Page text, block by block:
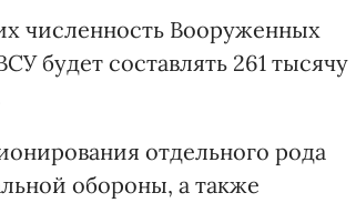
численность Вооруженных
будет составлять 261 тысячу
отдельного рода
обороны, а также